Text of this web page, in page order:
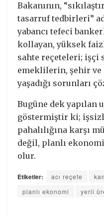
Bakanının,
tasarruf tedbirleri”
yabancı tefeci
kollayan, yüksek
sahte reçeteleri; işçi
emeklilerin, şehir
yaşadığı sorunları
Bugüne dek yapılan
göstermiştir ki;
pahalılığına karşı
değil, planlı
olur.
Etiketler: acı reçete
planlı ekonomi
yerli